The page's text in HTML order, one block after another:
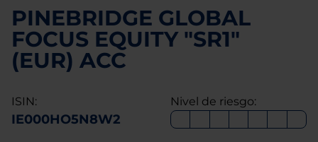
PINEBRIDGE GLOBAL
FOCUS EQUITY "SR1"
(EUR) ACC
ISIN:
IE000HO5N8W2
Nivel de riesgo: